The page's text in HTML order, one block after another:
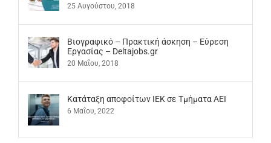
25 Αυγούστου, 2018
Βιογραφικό – Πρακτική άσκηση – Εύρεση
Εργασίας – Deltajobs.gr
20 Μαΐου, 2018
Kατάταξη αποφοίτων ΙΕΚ σε Τμήματα ΑΕΙ
6 Μαΐου, 2022